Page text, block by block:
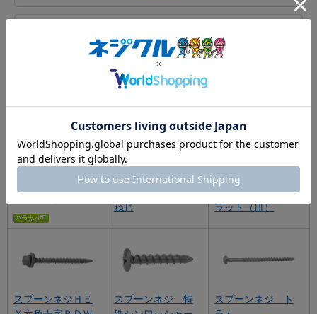
ソケプラスプーン
ねじ
スプーンネジ フ
ラット（皿）
スプーンネジＨＥ
スプーンネジ 特
スプーンネジ ト